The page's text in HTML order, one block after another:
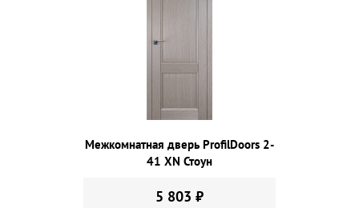
Межкомнатная дверь ProfilDoors 2-
41 XN Стоун
5 803 ₽